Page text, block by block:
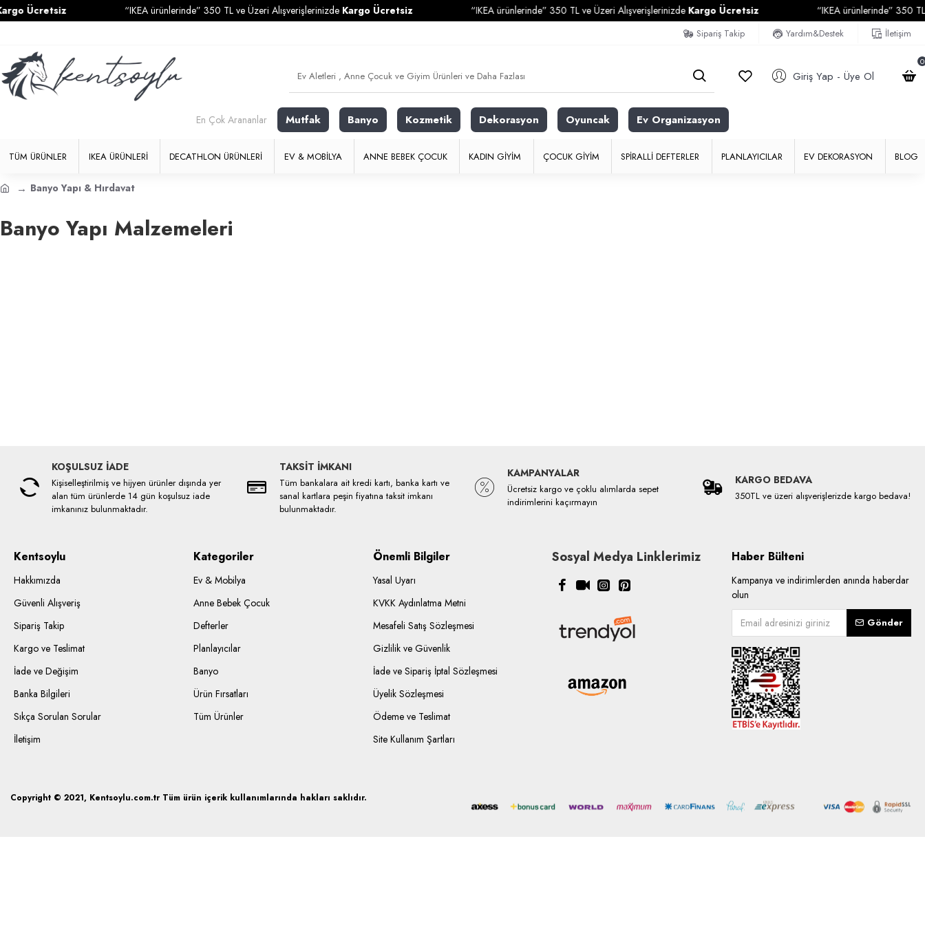
Ücretsiz “IKEA ürünlerinde” 350 TL ve Üzeri AlışverişlerinizdeKargo Ücretsiz “IKEA ürünlerinde” 350 TL ve Üzeri AlışverişlerinizdeKargo Ücretsiz “IKEA ürünlerinde” 350 TL
Sipariş Takip Yardım&Destek İletişim
Giriş Yap - Üye Ol
0
En Çok Arananlar Mutfak Banyo Kozmetik Dekorasyon Oyuncak Ev Organizasyon
TÜM ÜRÜNLER IKEA ÜRÜNLERI DECATHLON ÜRÜNLERI EV & MOBILYA ANNE BEBEK ÇOCUK KADIN GIYIM ÇOCUK GIYIM SPIRALLI DEFTERLER PLANLAYICILAR EV DEKORASYON BLOG
Banyo Yapı & Hırdavat
Banyo Yapı Malzemeleri
KOŞULSUZ İADE
Kişiselleştirilmiş ve hijyen ürünler dışında yer
alan tüm ürünlerde 14 gün koşulsuz iade
imkanınız bulunmaktadır.
TAKSİT İMKANI
Tüm bankalara ait kredi kartı, banka kartı ve
sanal kartlara peşin fiyatına taksit imkanı
bulunmaktadır.
KAMPANYALAR
Ücretsiz kargo ve çoklu alımlarda sepet
indirimlerini kaçırmayın
KARGO BEDAVA
350TL ve üzeri alışverişlerizde kargo bedava!
Kentsoylu
Hakkımızda
Güvenli Alışveriş
Sipariş Takip
Kargo ve Teslimat
İade ve Değişim
Banka Bilgileri
Sıkça Sorulan Sorular
İletişim
Kategoriler
Ev & Mobilya
Anne Bebek Çocuk
Defterler
Planlayıcılar
Banyo
Ürün Fırsatları
Tüm Ürünler
Önemli Bilgiler
Yasal Uyarı
KVKK Aydınlatma Metni
Mesafeli Satış Sözleşmesi
Gizlilik ve Güvenlik
İade ve Sipariş İptal Sözleşmesi
Üyelik Sözleşmesi
Ödeme ve Teslimat
Site Kullanım Şartları
Sosyal Medya Linklerimiz Haber Bülteni
Kampanya ve indirimlerden anında haberdar
olun
Gönder
Copyright © 2021, Kentsoylu.com.tr Tüm ürün içerik kullanımlarında hakları saklıdır.